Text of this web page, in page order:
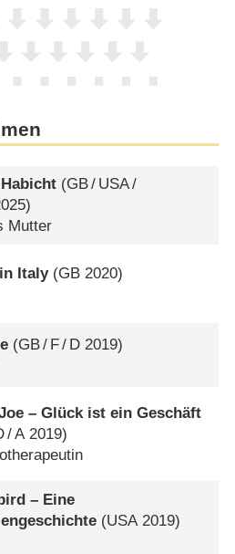
(GB/ USA/
Mutter
Italy(GB 2020)
(GB/ F/ D 2019)
– Glück ist ein Geschäft
/A2019)
– Eine
(USA 2019)